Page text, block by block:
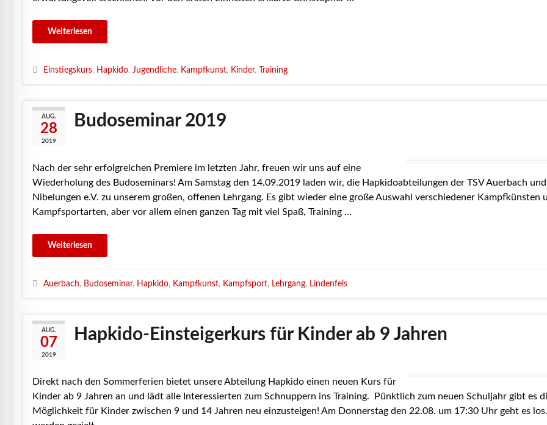
Einstiegskurs, Hapkido, Jugendliche, Kampfkunst, Kinder, Training
AUG.
28
2019
Budoseminar 2019
Nach der sehr erfolgreichen Premiere im letzten Jahr, freuen wir uns auf eine
Wiederholung des Budoseminars! Am Samstag den 14.09.2019 laden wir, die Hapkidoabteilungen der TSV Auerbach und
Nibelungen e.V. zu unserem großen, offenen Lehrgang. Es gibt wieder eine große Auswahl verschiedener Kampfkünsten
Kampfsportarten, aber vor allem einen ganzen Tag mit viel Spaß, Training …
Auerbach, Budoseminar, Hapkido, Kampfkunst, Kampfsport, Lehrgang, Lindenfels
AUG.
07
2019
Hapkido-Einsteigerkurs für Kinder ab 9 Jahren
Direkt nach den Sommerferien bietet unsere Abteilung Hapkido einen neuen Kurs für
Kinder ab 9 Jahren an und lädt alle Interessierten zum Schnuppern ins Training. Pünktlich zum neuen Schuljahr gibt es
Möglichkeit für Kinder zwischen 9 und 14 Jahren neu einzusteigen! Am Donnerstag den 22.08. um 17:30 Uhr geht es